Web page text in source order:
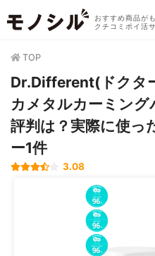
おすすめ商品が
クチコミポイ活
TOP
Dr.Different(ドクタ
カメタルカーミング
評判は？実際に使っ
ー1件
3.08